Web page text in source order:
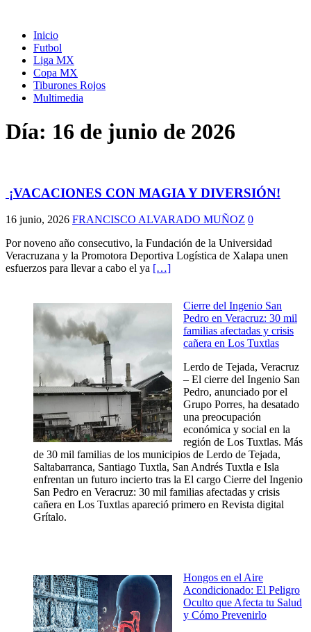
Inicio
Futbol
Liga MX
Copa MX
Tiburones Rojos
Multimedia
Día: 16 de junio de 2026
¡VACACIONES CON MAGIA Y DIVERSIÓN!
16 junio, 2026 FRANCISCO ALVARADO MUÑOZ 0
Por noveno año consecutivo, la Fundación de la Universidad
Veracruzana y la Promotora Deportiva Logística de Xalapa unen
esfuerzos para llevar a cabo el ya […]
Cierre del Ingenio San
Pedro en Veracruz: 30 mil
familias afectadas y crisis
cañera en Los Tuxtlas
Lerdo de Tejada, Veracruz
– El cierre del Ingenio San
Pedro, anunciado por el
Grupo Porres, ha desatado
una preocupación
económica y social en la
región de Los Tuxtlas. Más
de 30 mil familias de los municipios de Lerdo de Tejada,
Saltabarranca, Santiago Tuxtla, San Andrés Tuxtla e Isla
enfrentan un futuro incierto tras la El cargo Cierre del Ingenio
San Pedro en Veracruz: 30 mil familias afectadas y crisis
cañera en Los Tuxtlas apareció primero en Revista digital
Grítalo.
Hongos en el Aire
Acondicionado: El Peligro
Oculto que Afecta tu Salud
y Cómo Prevenirlo